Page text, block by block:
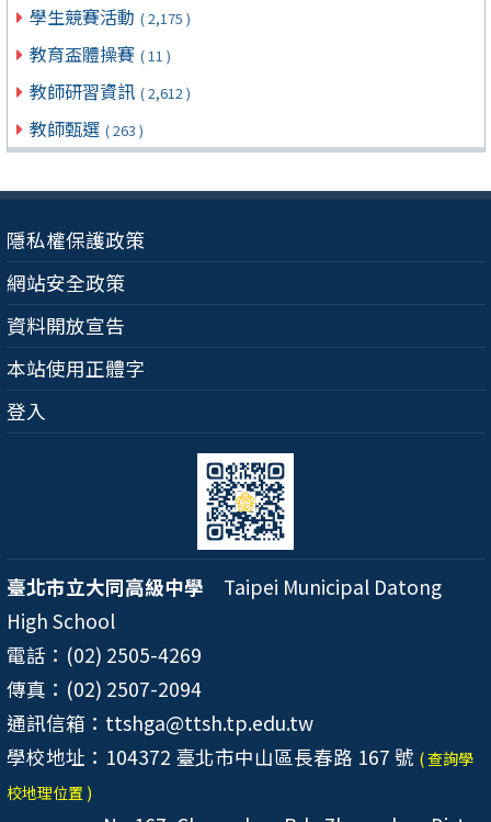
學生競賽活動 ( 2,175 )
教育盃體操賽 ( 11 )
教師研習資訊 ( 2,612 )
教師甄選 ( 263 )
隱私權保護政策
網站安全政策
資料開放宣告
本站使用正體字
登入
臺北市立大同高級中學 Taipei Municipal Datong
High School
電話：(02) 2505-4269
傳真：(02) 2507-2094
通訊信箱：ttshga@ttsh.tp.edu.tw
學校地址：104372 臺北市中山區長春路 167 號 ( 查詢學
校地理位置 )